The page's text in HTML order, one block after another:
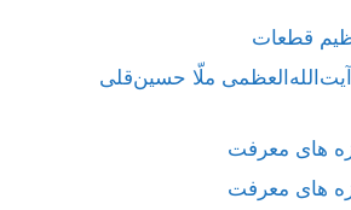
قطعات
ملّا حسین‌قلی
های معرفت
های معرفت